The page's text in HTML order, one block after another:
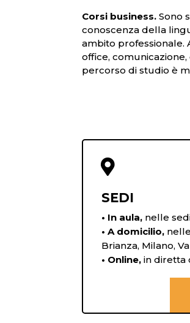
Corsi business. Sono
conoscenza della
ambito professionale.
office,
percorso di studio è

SEDI
• In aula, nelle
• A domicilio,
Brianza, Milano,
• Online, in diretta